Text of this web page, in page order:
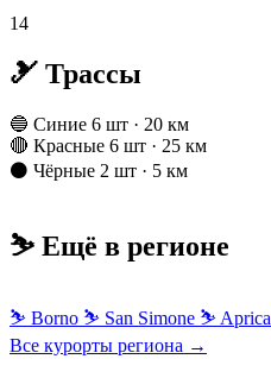
14
🎿 Трассы
🔵 Синие 6 шт · 20 км
🔴 Красные 6 шт · 25 км
⚫ Чёрные 2 шт · 5 км
⛷️ Ещё в регионе
⛷ Borno ⛷ San Simone ⛷ Aprica
Все курорты региона →